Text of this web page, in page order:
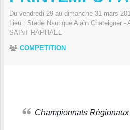
Du vendredi 29 au dimanche 31 mars
Lieu : Stade Nautique Alain Chateigner -
SAINT RAPHAEL
COMPETITION
Championnats